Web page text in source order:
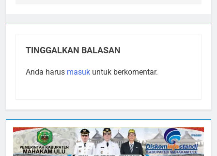
TINGGALKAN BALASAN
Anda harus masuk untuk berkomentar.